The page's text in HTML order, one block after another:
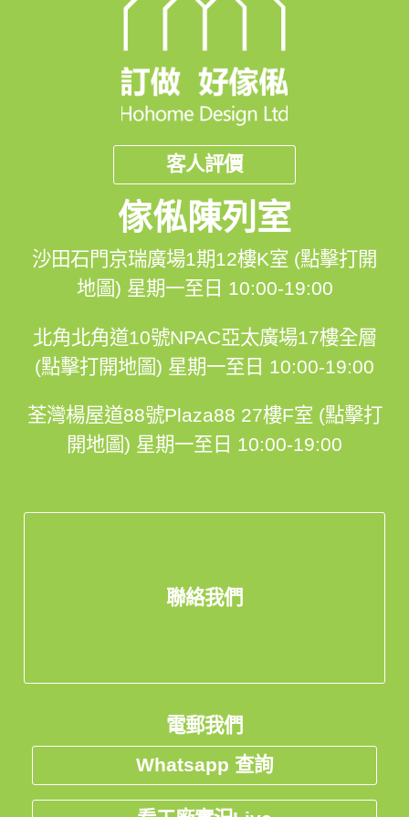
客人評價
傢俬陳列室
沙田石門京瑞廣場1期12樓K室 (點擊打開
地圖) 星期一至日 10:00-19:00
北角北角道10號NPAC亞太廣場17樓全層
(點擊打開地圖) 星期一至日 10:00-19:00
荃灣楊屋道88號Plaza88 27樓F室 (點擊打
開地圖) 星期一至日 10:00-19:00
聯絡我們
電郵我們
Whatsapp 查詢